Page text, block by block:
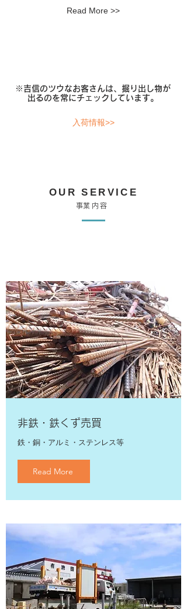
Read More >>
​※吉信のツウなお客さんは、掘り出し物が
出るのを常にチェックしています。
入荷情報>>
OUR SERVICE
​事業内容​
​非鉄・鉄くず売買
​鉄・銅・アルミ・ステンレス等
Read More